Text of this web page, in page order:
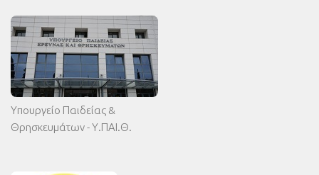
Υπουργείο Παιδείας &
Θρησκευμάτων - Υ.ΠΑΙ.Θ.